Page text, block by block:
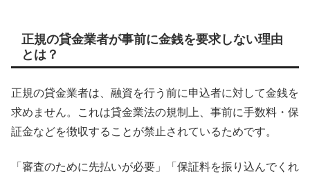
正規の貸金業者が事前に金銭を要求しない理由
とは？
正規の貸金業者は、融資を行う前に申込者に対して金銭を
求めません。これは貸金業法の規制上、事前に手数料・保
証金などを徴収することが禁止されているためです。
「審査のために先払いが必要」「保証料を振り込んでくれ